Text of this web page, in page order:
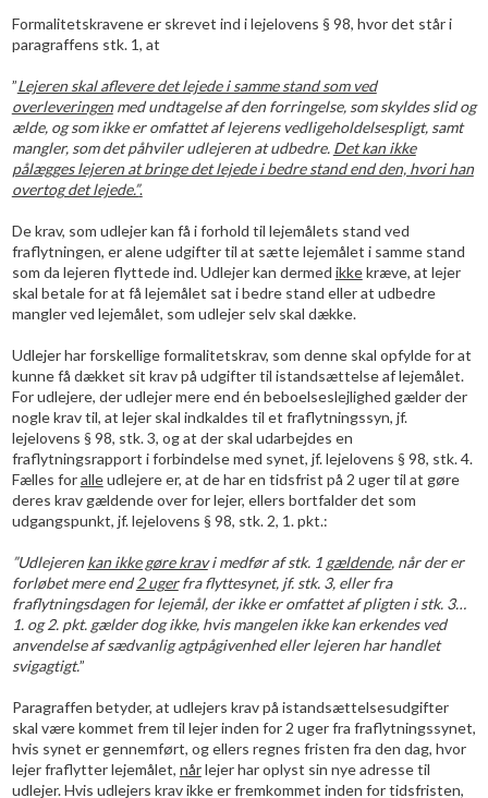
Formalitetskravene er skrevet ind i lejelovens § 98, hvor det står i
paragraffens stk. 1, at
”Lejeren skal aflevere det lejede i samme stand som ved
overleveringenmed undtagelse af den forringelse, som skyldes slid og
ælde, og som ikke er omfattet af lejerens vedligeholdelsespligt, samt
mangler, som det påhviler udlejeren at udbedre. Det kan ikke
pålægges lejeren at bringe det lejede i bedre stand end den, hvori han
overtog det lejede.”.
De krav, som udlejer kan få i forhold til lejemålets stand ved
fraflytningen, er alene udgifter til at sætte lejemålet i samme stand
som da lejeren flyttede ind. Udlejer kan dermed ikkekræve, at lejer
skal betale for at få lejemålet sat i bedre stand eller at udbedre
mangler ved lejemålet, som udlejer selv skal dække.
Udlejer har forskellige formalitetskrav, som denne skal opfylde for at
kunne få dækket sit krav på udgifter til istandsættelse af lejemålet.
For udlejere, der udlejer mere end én beboelseslejlighed gælder der
nogle krav til, at lejer skal indkaldes til et fraflytningssyn, jf.
lejelovens § 98, stk. 3, og at der skal udarbejdes en
fraflytningsrapport i forbindelse med synet, jf. lejelovens § 98, stk. 4.
Fælles foralleudlejere er, at de har en tidsfrist på 2 uger til at gøre
deres krav gældende over for lejer, ellers bortfalder det som
udgangspunkt, jf. lejelovens § 98, stk. 2, 1. pkt.:
”Udlejerenkan ikke gøre kravi medfør af stk. 1 gældende, når der er
forløbet mere end2 ugerfra flyttesynet, jf. stk. 3, eller fra
fraflytningsdagen for lejemål, der ikke er omfattet af pligten i stk. 3…
1. og 2. pkt. gælder dog ikke, hvis mangelen ikke kan erkendes ved
anvendelse af sædvanlig agtpågivenhed eller lejeren har handlet
svigagtigt.”
Paragraffen betyder, at udlejers krav på istandsættelsesudgifter
skal være kommet frem til lejer inden for 2 uger fra fraflytningssynet,
hvis synet er gennemført, og ellers regnes fristen fra den dag, hvor
lejer fraflytter lejemålet, nårlejer har oplyst sin nye adresse til
udlejer. Hvis udlejers krav ikke er fremkommet inden for tidsfristen,